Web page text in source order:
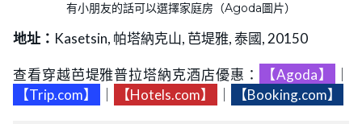
有小朋友的話可以選擇家庭房（Agoda圖片）
地址： Kasetsin, 帕塔納克山, 芭堤雅, 泰國, 20150
查看穿越芭堤雅普拉塔納克酒店優惠： 【Agoda】
【Trip.com】
【Hotels.com】 【Booking.com】